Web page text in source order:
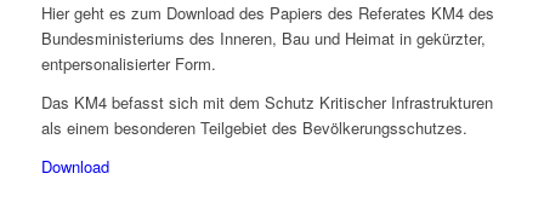
Hier geht es zum Download des Papiers des Referates KM4 des
Bundesministeriums des Inneren, Bau und Heimat in gekürzter,
entpersonalisierter Form.
Das KM4 befasst sich mit dem Schutz Kritischer Infrastrukturen
als einem besonderen Teilgebiet des Bevölkerungsschutzes.
Download